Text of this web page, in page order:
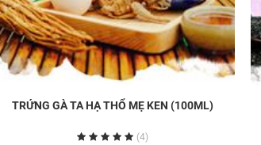
TRỨNG GÀ TA HẠ THỔ MẸ KEN (100ML)
(4)